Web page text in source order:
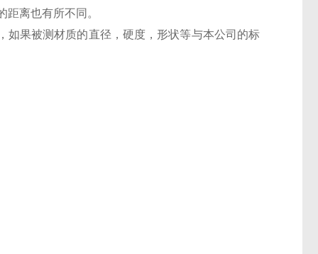
离也有所不同。
如果被测材质的直径，硬度，形状等与本公司的标